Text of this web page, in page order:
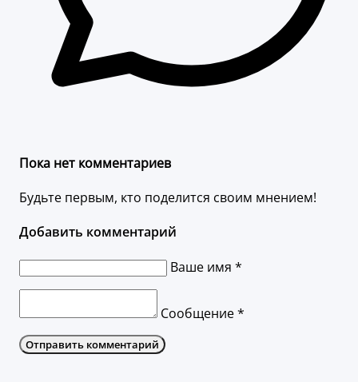
Пока нет комментариев
Будьте первым, кто поделится своим мнением!
Добавить комментарий
Ваше имя *
Сообщение *
Отправить комментарий